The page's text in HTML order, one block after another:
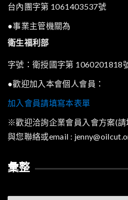
台內團字第 1061403537號
●事業主管機關為
衛生福利部
字號：衛授國字第 1060201818
●歡迎加入本會個人會員：
加入會員請填寫本表單
※歡迎洽詢企業會員入會方案(
與您聯絡或email :
彙整